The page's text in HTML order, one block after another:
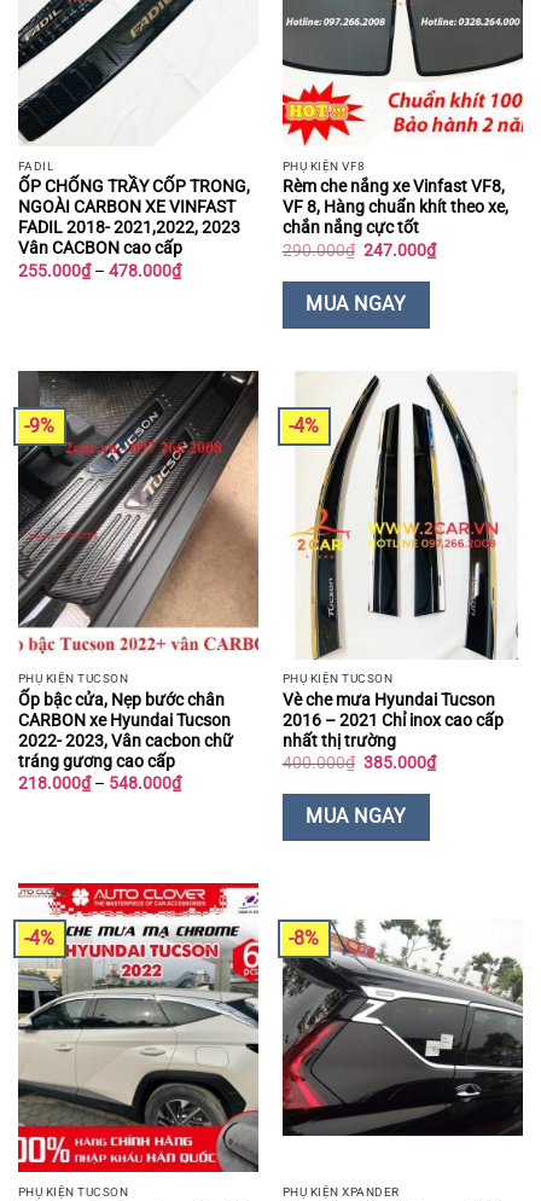
FADIL
ỐP CHỐNG TRẦY CỐP TRONG,
NGOÀI CARBON XE VINFAST
FADIL 2018- 2021,2022, 2023
Vân CACBON cao cấp
255.000₫ – 478.000₫Khoảng
giá:
PHỤ KIỆN VF8
Rèm che nắng xe Vinfast VF8,
VF 8, Hàng chuẩn khít theo xe,
chắn nắng cực tốt
290.000₫ Giá
là:
290.000₫.
247.000₫Giá
hiện
MUA NGAY
-9%
PHỤ KIỆN TUCSON
Ốp bậc cửa, Nẹp bước chân
CARBON xe Hyundai Tucson
2022- 2023, Vân cacbon chữ
tráng gương cao cấp
218.000₫ – 548.000₫Khoảng
giá:
-4%
PHỤ KIỆN TUCSON
Vè che mưa Hyundai Tucson
2016 – 2021 Chỉ inox cao cấp
nhất thị trường
400.000₫ Giá
là:
400.000₫.
385.000₫Giá
hiện
MUA NGAY
-4%
PHỤ KIỆN TUCSON
-8%
PHỤ KIỆN XPANDER